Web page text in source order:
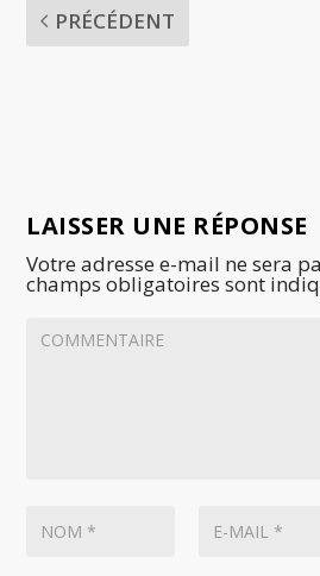
PRÉCÉDENT
LAISSER UNE RÉPONSE
Votre adresse e-mail ne sera
champs obligatoires sont